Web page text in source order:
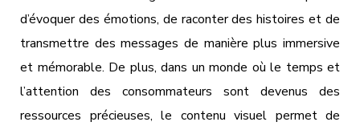
d’évoquer des émotions, de raconter des histoires et de
transmettre des messages de manière plus immersive
et mémorable. De plus, dans un monde où le temps et
l’attention des consommateurs sont devenus des
ressources précieuses, le contenu visuel permet de